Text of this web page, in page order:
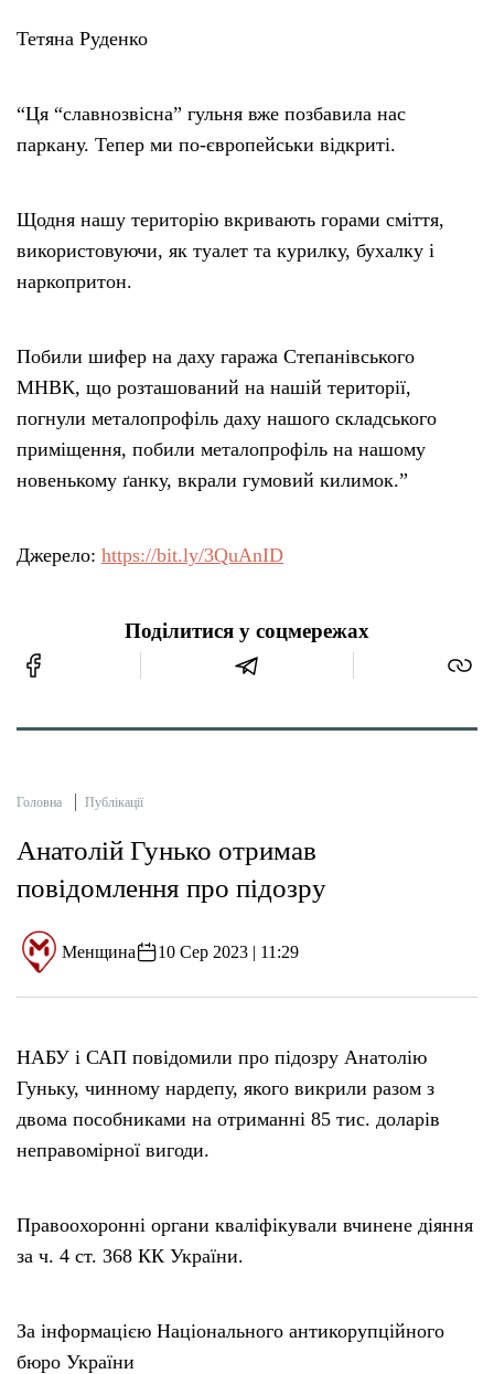
Тетяна Руденко
“Ця “славнозвісна” гульня вже позбавила нас
паркану. Тепер ми по-європейськи відкриті.
Щодня нашу територію вкривають горами сміття,
використовуючи, як туалет та курилку, бухалку і
наркопритон.
Побили шифер на даху гаража Степанівського
МНВК, що розташований на нашій території,
погнули металопрофіль даху нашого складського
приміщення, побили металопрофіль на нашому
новенькому ґанку, вкрали гумовий килимок.”
Джерело: https://bit.ly/3QuAnID
Поділитися у соцмережах
Головна Публікації
Анатолій Гунько отримав
повідомлення про підозру
Менщина 10 Сер 2023 | 11:29
НАБУ і САП повідомили про підозру Анатолію
Гуньку, чинному нардепу, якого викрили разом з
двома пособниками на отриманні 85 тис. доларів
неправомірної вигоди.
Правоохоронні органи кваліфікували вчинене діяння
за ч. 4 ст. 368 КК України.
За інформацією Національного антикорупційного
бюро України